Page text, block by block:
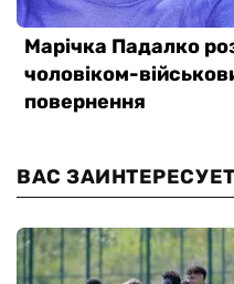
ВАС ЗАИНТЕРЕСУЕТ